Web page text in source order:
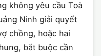
không yêu cầu Toà
Ninh giải quyết
chồng, hoặc hai
bắt buộc cần